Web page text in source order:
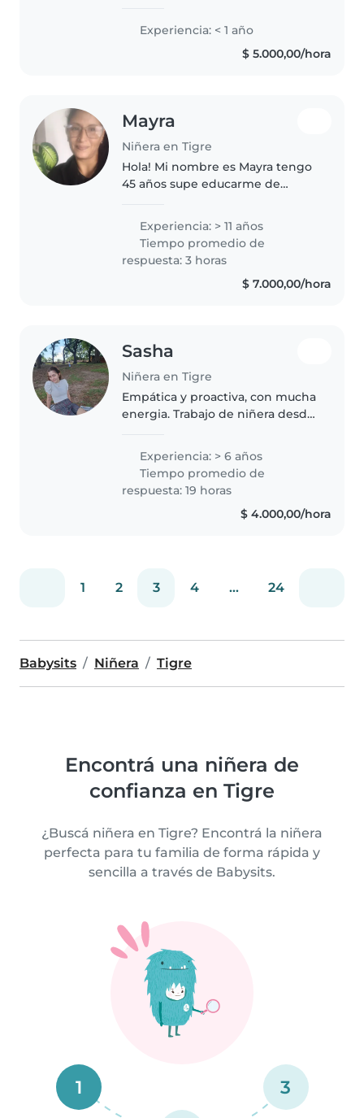
manualidades y jugar con los
más pequeños. Estoy cómoda
con mascotas, cocinar, tareas..
Experiencia: < 1 año
$ 5.000,00/hora
Mayra
Niñera en Tigre
Hola! Mi nombre es Mayra tengo
45 años supe educarme de
que hice hasta el momento, ya
que me tomo muy enserio
cualquier tarea que desempeñe.
Cuento con..
Experiencia: > 11 años
Tiempo promedio de
respuesta: 3 horas
$ 7.000,00/hora
Sasha
Niñera en Tigre
Empática y proactiva, con mucha
energia. Trabajo de niñera desde
y niños de todas las edades,
siempre los hago jugar y
entretenerse, aprevochando
tambien..
Experiencia: > 6 años
Tiempo promedio de
respuesta: 19 horas
$ 4.000,00/hora
1 2 3 4 ... 24
Babysits Niñera Tigre
Encontrá una niñera de
confianza en Tigre
¿Buscá niñera en Tigre? Encontrá la niñera
perfecta para tu familia de forma rápida y
sencilla a través de Babysits.
1 3